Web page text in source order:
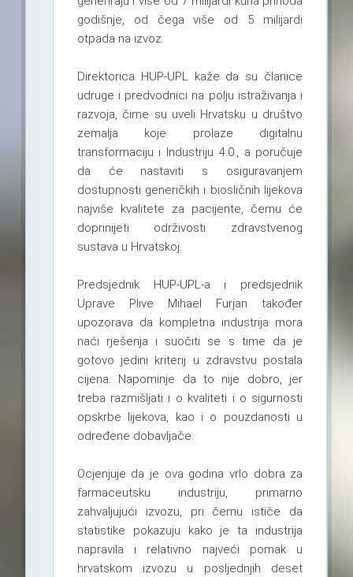
godišnje, od čega više od 5 milijardi
otpada na izvoz.
Direktorica HUP-UPL kaže da su članice
udruge i predvodnici na polju istraživanja i
razvoja, čime su uveli Hrvatsku u društvo
zemalja koje prolaze digitalnu
transformaciju i Industriju 4.0., a poručuje
da će nastaviti s osiguravanjem
dostupnosti generičkih i biosličnih lijekova
najviše kvalitete za pacijente, čemu će
doprinijeti održivosti zdravstvenog
sustava u Hrvatskoj.
Predsjednik HUP-UPL-a i predsjednik
Uprave Plive Mihael Furjan također
upozorava da kompletna industrija mora
naći rješenja i suočiti se s time da je
gotovo jedini kriterij u zdravstvu postala
cijena. Napominje da to nije dobro, jer
treba razmišljati i o kvaliteti i o sigurnosti
opskrbe lijekova, kao i o pouzdanosti u
određene dobavljače.
Ocjenjuje da je ova godina vrlo dobra za
farmaceutsku industriju, primarno
zahvaljujući izvozu, pri čemu ističe da
statistike pokazuju kako je ta industrija
napravila i relativno najveći pomak u
hrvatskom izvozu u posljednjih deset